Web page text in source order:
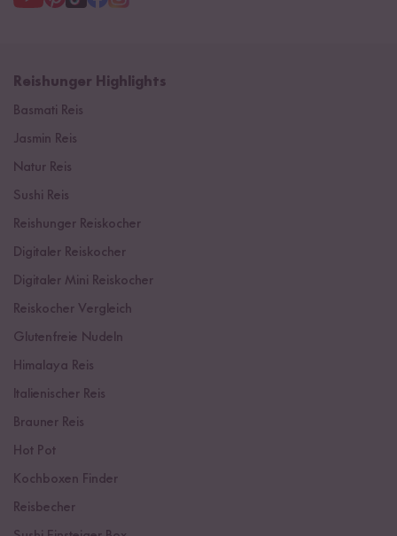
Reishunger Highlights
Basmati Reis
Jasmin Reis
Natur Reis
Sushi Reis
Reishunger Reiskocher
Digitaler Reiskocher
Digitaler Mini Reiskocher
Reiskocher Vergleich
Glutenfreie Nudeln
Himalaya Reis
Italienischer Reis
Brauner Reis
Hot Pot
Kochboxen Finder
Reisbecher